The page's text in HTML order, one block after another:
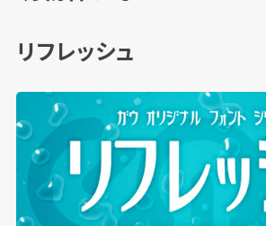
リフレッシュ